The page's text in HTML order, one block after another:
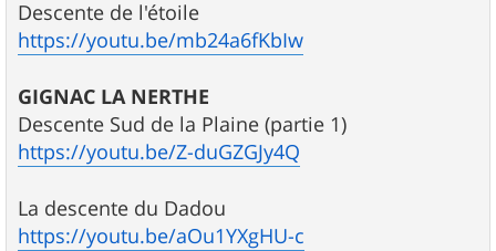
Descente de l'étoile
https://youtu.be/mb24a6fKbIw
GIGNAC LA NERTHE
Descente Sud de la Plaine (partie 1)
https://youtu.be/Z-duGZGJy4Q
La descente du Dadou
https://youtu.be/aOu1YXgHU-c